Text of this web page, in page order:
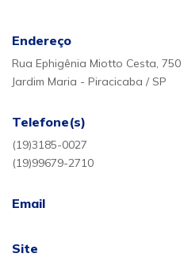
Endereço
Rua Ephigênia Miotto Cesta, 750
Jardim Maria - Piracicaba / SP
Telefone(s)
(19)3185-0027
(19)99679-2710
Email
Site